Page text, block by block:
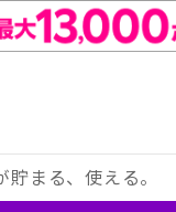
まる、使える。